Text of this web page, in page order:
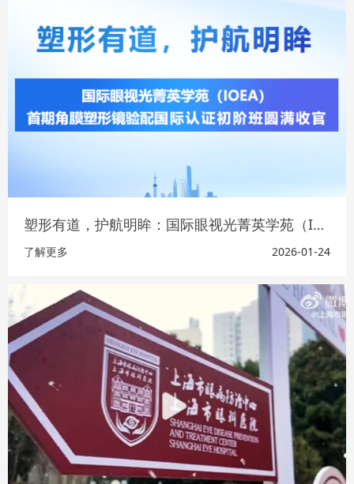
塑形有道，护航明眸：国际眼视光菁英学苑（IOEA）首期角膜塑形镜验配国际认证初阶班圆满收官
了解更多 2026-01-24